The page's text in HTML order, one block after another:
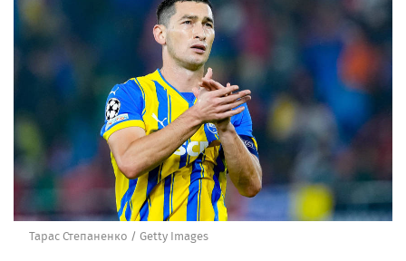
Тарас Степаненко / Getty Images